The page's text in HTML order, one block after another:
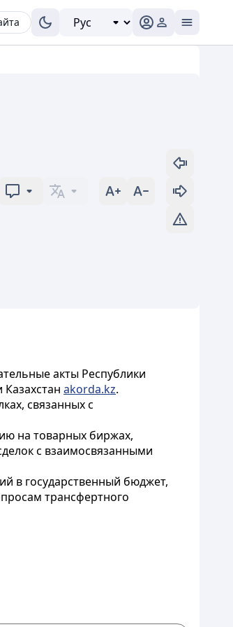
акты Республики
akorda.kz.
связанных с
на товарных биржах,
с взаимосвязанными
в государственный бюджет,
трансфертного